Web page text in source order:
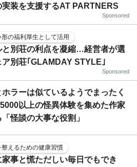
実装を支援するAT PARTNERS
Sponsored
形の福利厚生として活用
と別荘の利点を凝縮…経営者が選
ア別荘｢GLAMDAY STYLE｣
Sponsored
ラーは似ているようでまったく
以上の怪異体験を集めた作家
怪談の大事な役割」
整えるための健康習慣
家事と慌ただしい毎日でもでき